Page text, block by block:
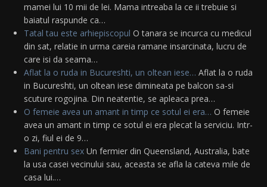
mamei lui 10 mii de lei. Mama intreaba la ce ii trebuie si
baiatul raspunde ca…
Tatal tau este arhiepiscopul O tanara se incurca cu medicul
din sat, relatie in urma careia ramane insarcinata, lucru de
care isi da seama…
Aflat la o ruda in Bucureshti, un oltean iese… Aflat la o ruda
in Bucureshti, un oltean iese dimineata pe balcon sa-si
scuture rogojina. Din neatentie, se apleaca prea…
O femeie avea un amant in timp ce sotul ei era… O femeie
avea un amant in timp ce sotul ei era plecat la serviciu. Intr-
o zi, fiul ei de 9…
Bani pentru sex Un fermier din Queensland, Australia, bate
la usa casei vecinului sau, aceasta se afla la cateva mile de
casa lui.…